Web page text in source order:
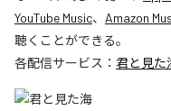
YouTube Music、 Amazon
聴くことができる。
各配信サービス： 君と見た